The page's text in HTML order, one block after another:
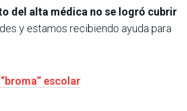
del alta médica no se logró cubrir
y estamos recibiendo ayuda para
escolar